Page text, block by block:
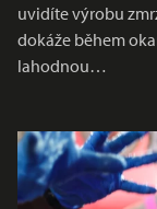
uvidíte výrobu
dokáže během
lahodnou…